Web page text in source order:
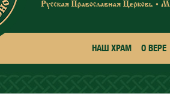
НАШ ХРАМ О ВЕРЕ